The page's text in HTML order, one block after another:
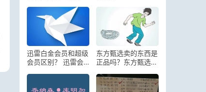
迅雷白金会员和超级
会员区别？ 迅雷会
东方甄选卖的东西是
正品吗？东方甄选卖